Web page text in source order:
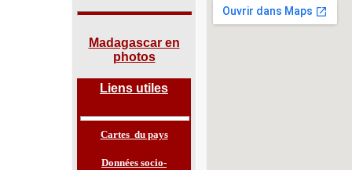
Madagascar en
photos
Liens utiles
Cartes du pays
Données socio-